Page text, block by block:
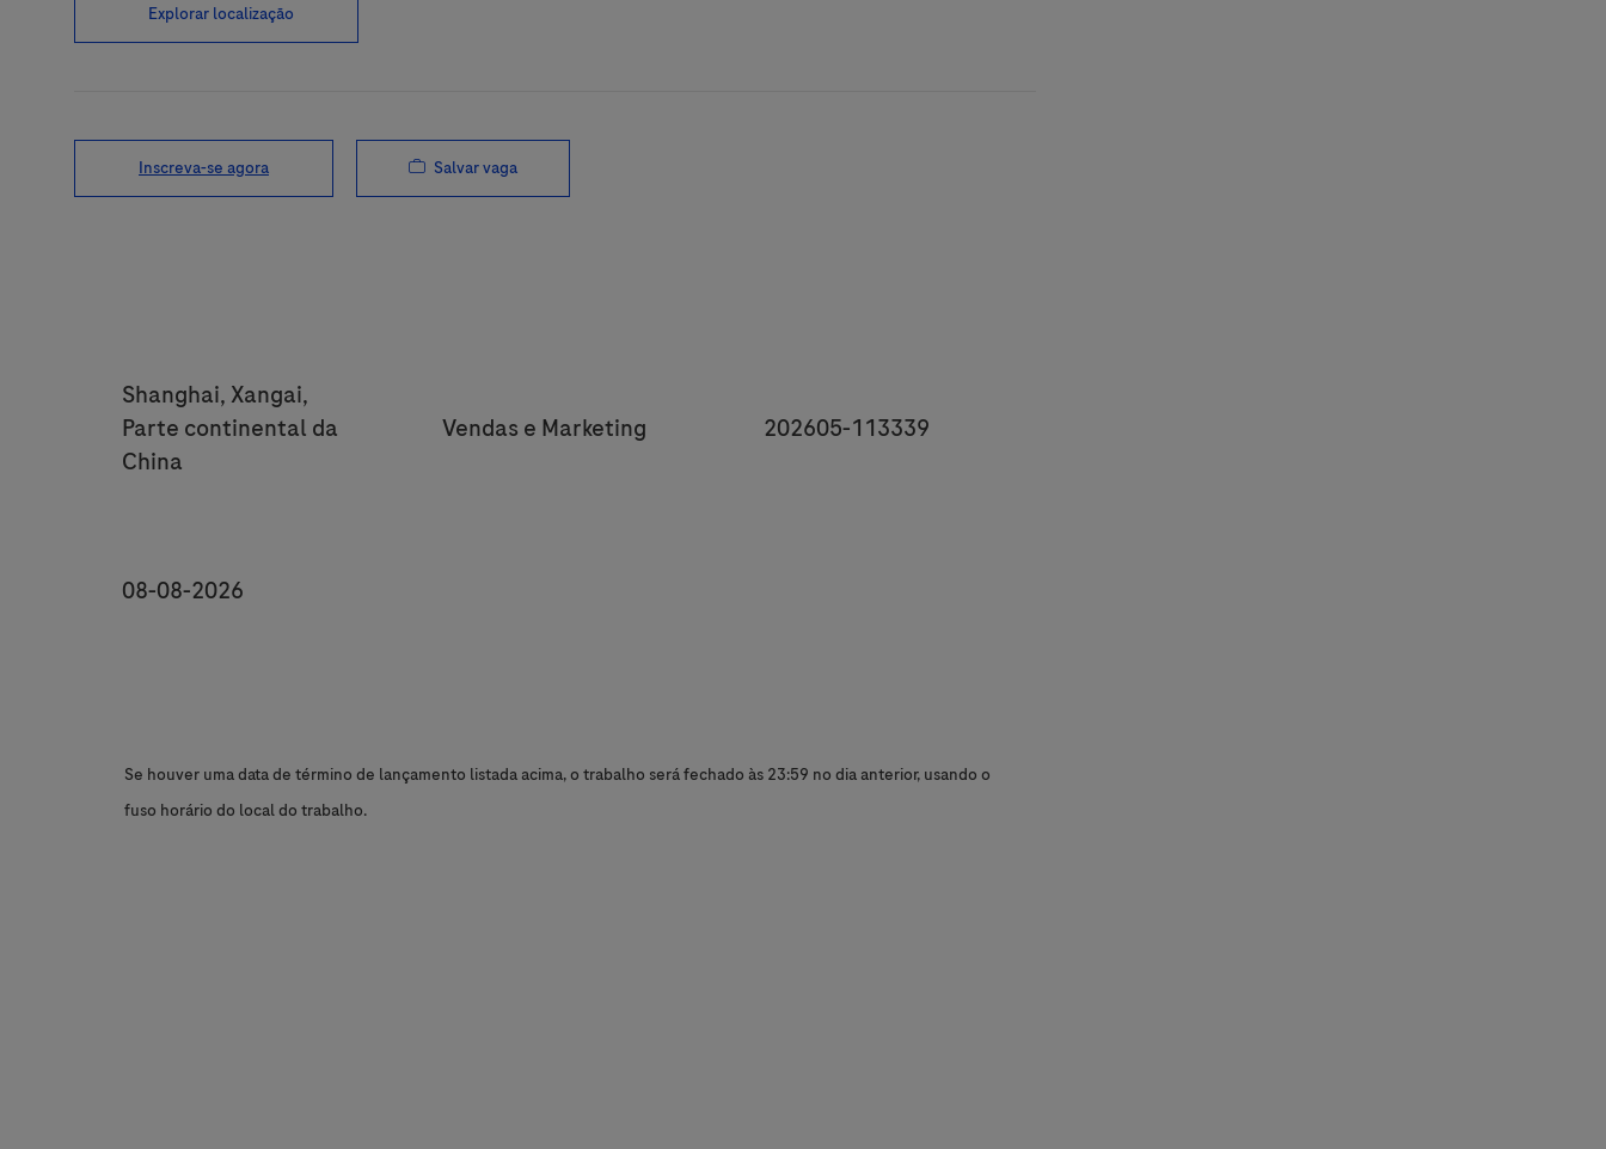
Explorar localização
Inscreva-se agora Salvar vaga
Location
Shanghai, Xangai,
Parte continental da
China
Category
Vendas e Marketing JobId
202605-113339
Posting End Date *
08-08-2026
Se houver uma data de término de lançamento listada acima, o trabalho será fechado às 23:59 no dia anterior, usando o
fuso horário do local do trabalho.